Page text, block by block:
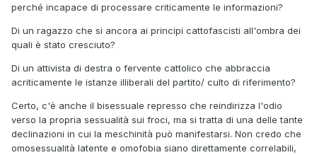
perché incapace di processare criticamente le informazioni?
Di un ragazzo che si ancora ai principi cattofascisti all'ombra dei
quali è stato cresciuto?
Di un attivista di destra o fervente cattolico che abbraccia
acriticamente le istanze illiberali del partito/ culto di riferimento?
Certo, c'è anche il bisessuale represso che reindirizza l'odio
verso la propria sessualità sui froci, ma si tratta di una delle tante
declinazioni in cui la meschinità può manifestarsi. Non credo che
omosessualità latente e omofobia siano direttamente correlabili,